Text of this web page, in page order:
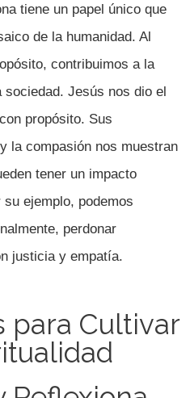
tiene un papel único que
de la humanidad. Al
contribuimos a la
Jesús nos dio el
propósito. Sus
la compasión nos muestran
tener un impacto
ejemplo, podemos
perdonar
justicia y empatía.
para Cultivar